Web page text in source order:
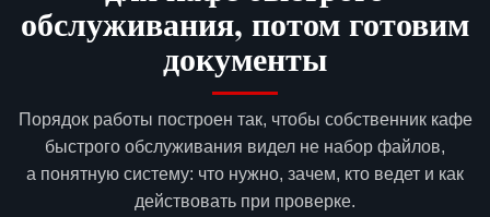
обслуживания, потом готовим
документы
Порядок работы построен так, чтобы собственник кафе
быстрого обслуживания видел не набор файлов,
а понятную систему: что нужно, зачем, кто ведет и как
действовать при проверке.